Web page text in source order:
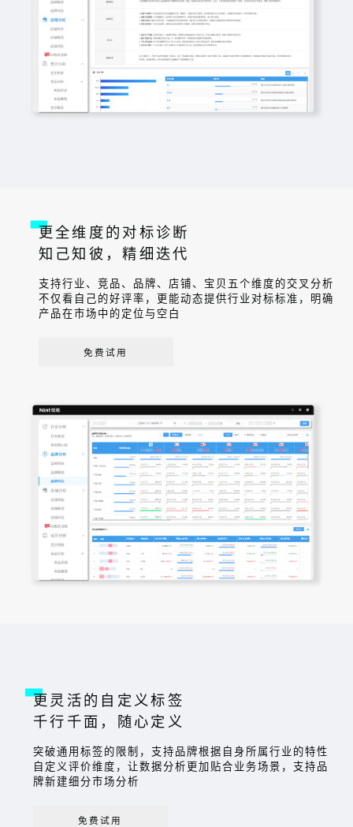
更全维度的对标诊断
知己知彼，精细迭代
支持行业、竞品、品牌、店铺、宝贝五个维度的交叉分析
不仅看自己的好评率，更能动态提供行业对标标准，明确
产品在市场中的定位与空白
免费试用
更灵活的自定义标签
千行千面，随心定义
突破通用标签的限制，支持品牌根据自身所属行业的特性
自定义评价维度，让数据分析更加贴合业务场景，支持品
牌新建细分市场分析
免费试用